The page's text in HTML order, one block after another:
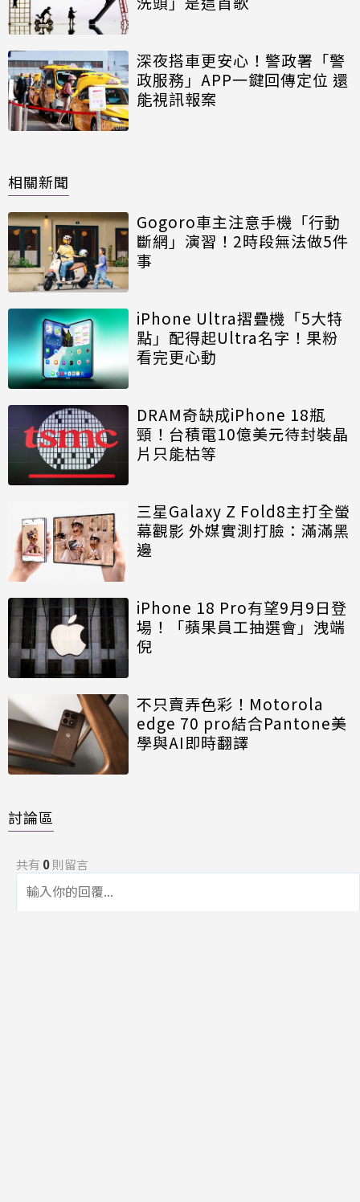
深夜搭車更安心！警政署「警
政服務」APP一鍵回傳定位 還
能視訊報案
相關新聞
Gogoro車主注意手機「行動
斷網」演習！2時段無法做5件
事
iPhone Ultra摺疊機「5大特
點」配得起Ultra名字！果粉
看完更心動
DRAM奇缺成iPhone 18瓶
頸！台積電10億美元待封裝晶
片只能枯等
三星Galaxy Z Fold8主打全螢
幕觀影 外媒實測打臉：滿滿黑
邊
iPhone 18 Pro有望9月9日登
場！「蘋果員工抽選會」洩端
倪
不只賣弄色彩！Motorola
edge 70 pro結合Pantone美
學與AI即時翻譯
討論區
共有 0則留言